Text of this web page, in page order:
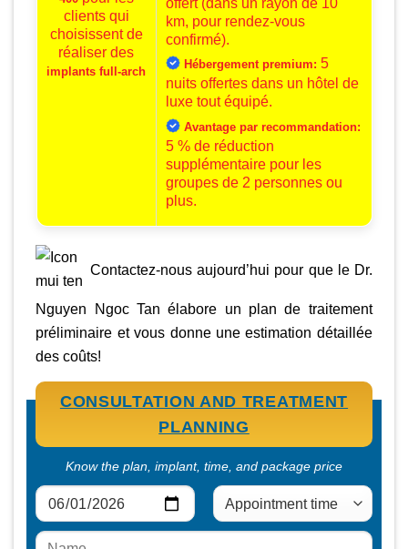
clients qui
choisissent de
réaliser des
implants full-arch
km, pour rendez-vous
confirmé).
Hébergement premium: 5
nuits offertes dans un hôtel de
luxe tout équipé.
Avantage par recommandation:
5 % de réduction
supplémentaire pour les
groupes de 2 personnes ou
plus.
Contactez-nous aujourd’hui pour que le Dr.
Nguyen Ngoc Tan élabore un plan de traitement
préliminaire et vous donne une estimation détaillée
des coûts!
CONSULTATION AND TREATMENT
PLANNING
Know the plan, implant, time, and package price